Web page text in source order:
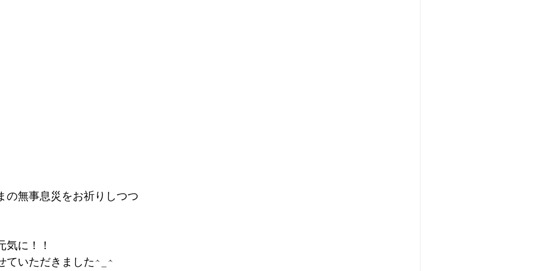
の無事息災をお祈りしつつ
に！！
ていただきました^_^